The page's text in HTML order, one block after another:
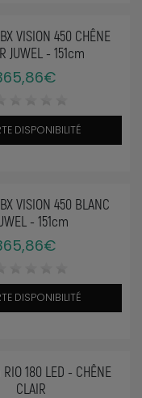
VISION 450 CHÊNE
JUWEL - 151cm
DISPONIBILITÉ
VISION 450 BLANC
- 151cm
DISPONIBILITÉ
180 LED - CHÊNE
CLAIR